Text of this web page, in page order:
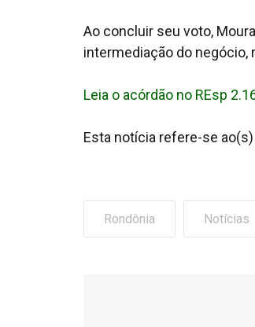
Ao concluir seu voto,
intermediação do negócio,
Leia o acórdão no REsp
Esta notícia refere-se
Rondônia Notícias